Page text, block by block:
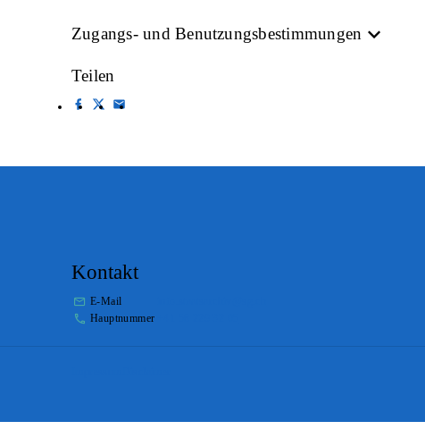
Zugangs- und Benutzungsbestimmungen
Teilen
Kontakt
E-Mail
Hauptnummer